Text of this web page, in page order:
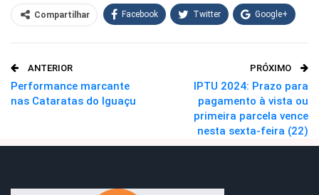
Compartilhar Facebook Twitter Google+
O email
ANTERIOR
Performance marcante
nas Cataratas do Iguaçu
PRÓXIMO
IPTU 2024: Prazo para
pagamento à vista ou
primeira parcela vence
nesta sexta-feira (22)